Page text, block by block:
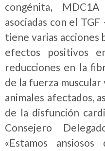
congénita,
asociadas con el
tiene varias acciones
efectos positivos
reducciones en la
de la fuerza muscular
animales afectados,
de la disfunción
Consejero
«Estamos